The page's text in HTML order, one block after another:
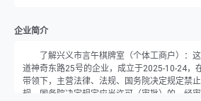
企业简介
了解兴义市言午棋牌室（个体工商户）：
道神奇东路25号的企业，成立于2025-10-24，
带领下，主营法律、法规、国务院决定规定禁
规、国务院决定规定应当许可（审批）的，经